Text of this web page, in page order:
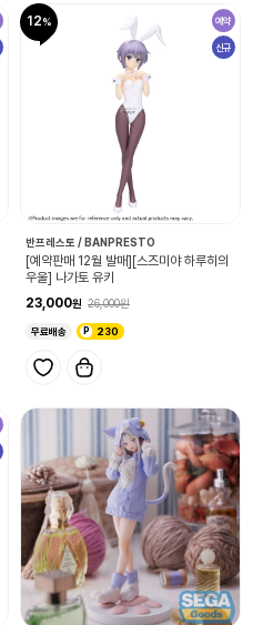
12 예약
신규
반프레스토 / BANPRESTO
[예약판매 12월 발매][스즈미야 하루히의
우울] 나가토 유키
23,000
26,000
무료배송 230